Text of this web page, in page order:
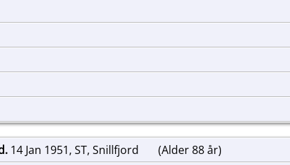
14 Jan 1951, ST, Snillfjord (Alder 88 år)